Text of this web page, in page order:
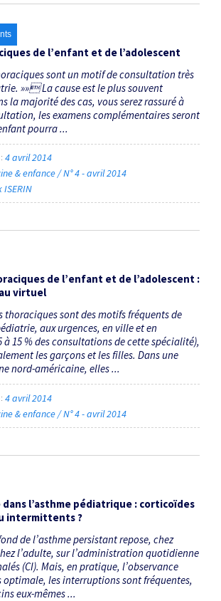
de l’enfant et de l’adolescent
sont un motif de consultation très
»» La cause est le plus souvent
la majorité des cas, vous serez rassuré à
les examens complémentaires seront
pourra ...
4 avril 2014
& enfance / N° 4 - avril 2014
ISERIN
de l’enfant et de l’adolescent :
virtuel
thoraciques sont des motifs fréquents de
aux urgences, en ville et en
15 % des consultations de cette spécialité),
les garçons et les filles. Dans une
nord-américaine, elles ...
4 avril 2014
& enfance / N° 4 - avril 2014
l’asthme pédiatrique : corticoïdes
intermittents ?
de l’asthme persistant repose, chez
l’adulte, sur l’administration quotidienne
(CI). Mais, en pratique, l’observance
optimale, les interruptions sont fréquentes,
eux-mêmes ...